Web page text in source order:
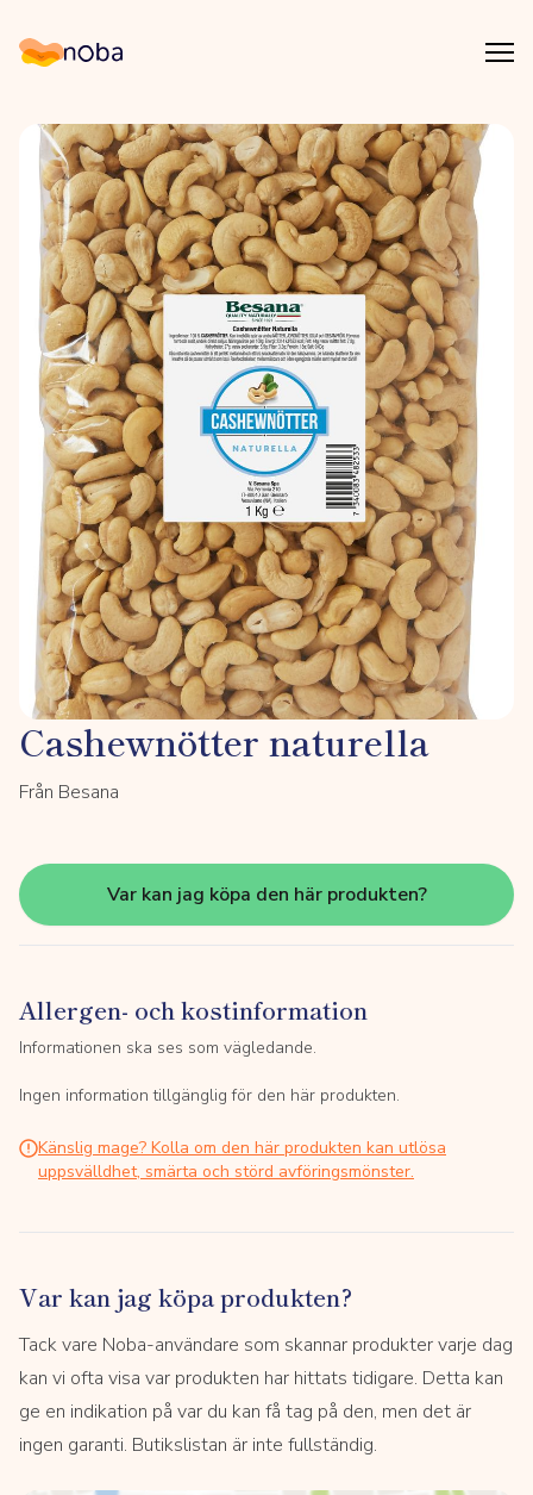
Noba
Cashewnötter naturella
Från Besana
Var kan jag köpa den här produkten?
Allergen- och kostinformation
Informationen ska ses som vägledande.
Ingen information tillgänglig för den här produkten.
Känslig mage? Kolla om den här produkten kan utlösa
uppsvälldhet, smärta och störd avföringsmönster.
Var kan jag köpa produkten?
Tack vare Noba-användare som skannar produkter varje dag
kan vi ofta visa var produkten har hittats tidigare. Detta kan
ge en indikation på var du kan få tag på den, men det är
ingen garanti. Butikslistan är inte fullständig.